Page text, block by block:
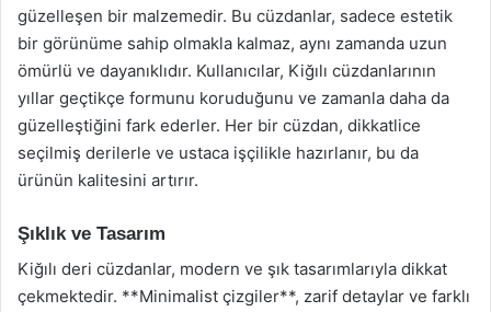
güzelleşen bir malzemedir. Bu cüzdanlar, sadece estetik
bir görünüme sahip olmakla kalmaz, aynı zamanda uzun
ömürlü ve dayanıklıdır. Kullanıcılar, Kiğılı cüzdanlarının
yıllar geçtikçe formunu koruduğunu ve zamanla daha da
güzelleştiğini fark ederler. Her bir cüzdan, dikkatlice
seçilmiş derilerle ve ustaca işçilikle hazırlanır, bu da
ürünün kalitesini artırır.
Şıklık ve Tasarım
Kiğılı deri cüzdanlar, modern ve şık tasarımlarıyla dikkat
çekmektedir. **Minimalist çizgiler**, zarif detaylar ve farklı